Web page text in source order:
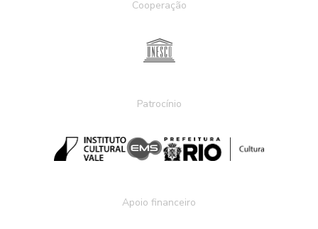
Cooperação
Patrocínio
Apoio financeiro